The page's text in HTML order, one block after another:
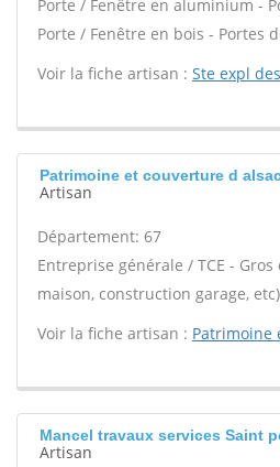
Porte / Fenêtre en aluminium -
Porte / Fenêtre en bois - Portes
Voir la fiche artisan : Ste expl
Patrimoine et couverture d
Artisan
Département: 67
Entreprise générale / TCE - Gros
maison, construction garage,
Voir la fiche artisan : Patrimoine
Mancel travaux services Saint
Artisan